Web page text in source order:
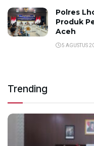
Polres
Produk
Aceh
5 AGUSTUS
Trending